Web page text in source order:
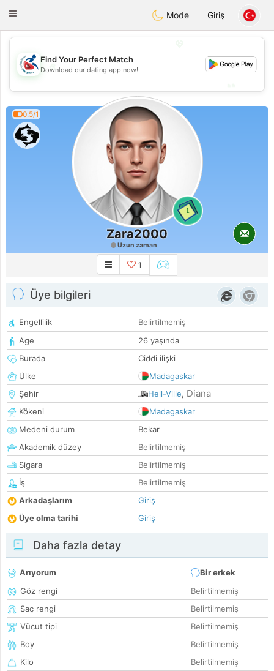
Handi Space
Toggle
Mode Giriş
💖
💕
Find Your Perfect Match
Download our dating app now!
0.5/1
1
Zara2000
Uzun zaman
1
Üye bilgileri
Engellilik
Belirtilmemiş
Age
26 yaşında
Burada
Ciddi ilişki
Ülke
Madagaskar
Şehir
Hell-Ville, Diana
Kökeni
Madagaskar
Medeni durum
Bekar
Akademik düzey
Belirtilmemiş
Sigara
Belirtilmemiş
İş
Belirtilmemiş
Arkadaşlarım
Giriş
Üye olma tarihi
Giriş
Daha fazla detay
Arıyorum
Bir erkek
Göz rengi
Belirtilmemiş
Saç rengi
Belirtilmemiş
Vücut tipi
Belirtilmemiş
Boy
Belirtilmemiş
Kilo
Belirtilmemiş